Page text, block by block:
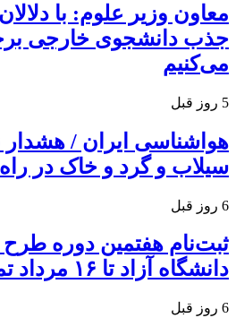
معاون وزیر علوم: با
جذب دانشجوی خارجی
می‌کنیم
5 روز قبل
هواشناسی ایران / هشدار
سیلاب و گرد و خاک در
6 روز قبل
ثبت‌نام هفتمین دوره
دانشگاه آزاد تا ۱۶ مرداد تمدید شد
6 روز قبل